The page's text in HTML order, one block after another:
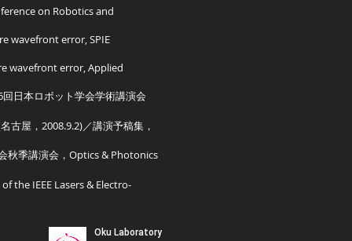
on Robotics and
wavefront error, SPIE
wavefront error, Applied
日本ロボット学会学術講演会
古屋，2008.9.2)／講演予稿集，
秋季講演会，Optics & Photonics
the IEEE Lasers & Electro-